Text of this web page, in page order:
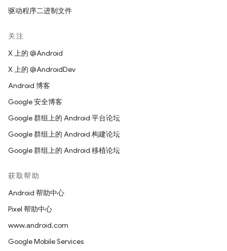
驱动程序二进制文件
关注
X 上的 @Android
X 上的 @AndroidDev
Android 博客
Google 安全博客
Google 群组上的 Android 平台论坛
Google 群组上的 Android 构建论坛
Google 群组上的 Android 移植论坛
获取帮助
Android 帮助中心
Pixel 帮助中心
www.android.com
Google Mobile Services